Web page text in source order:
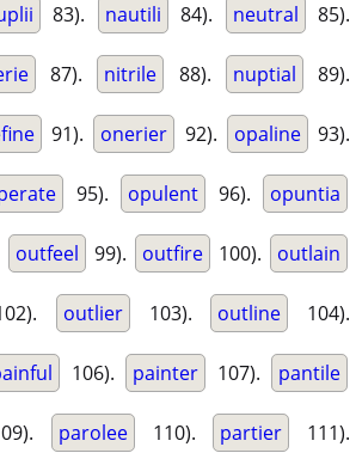
83). nautili 84). neutral 85).
87). nitrile 88). nuptial 89).
91). onerier 92). opaline 93).
95). opulent 96). opuntia
outfeel 99). outfire 100). outlain
outlier 103). outline 104).
106). painter 107). pantile
parolee 110). partier 111).